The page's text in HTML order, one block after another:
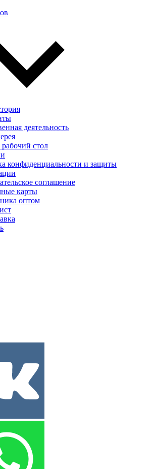
деятельность
стол
конфиденциальности и защиты
соглашение
карты
оптом